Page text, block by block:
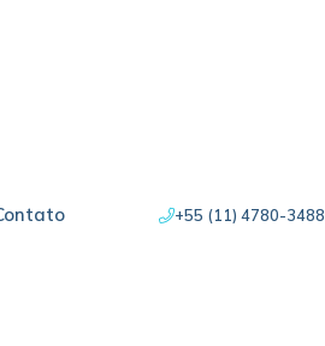
+55 (11) 4780-3488